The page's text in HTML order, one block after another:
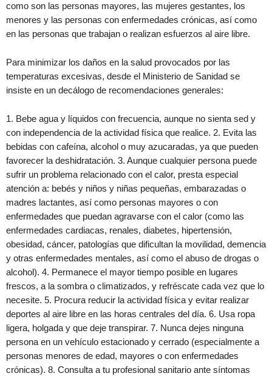
como son las personas mayores, las mujeres gestantes, los
menores y las personas con enfermedades crónicas, así como
en las personas que trabajan o realizan esfuerzos al aire libre.
Para minimizar los daños en la salud provocados por las
temperaturas excesivas, desde el Ministerio de Sanidad se
insiste en un decálogo de recomendaciones generales:
1. Bebe agua y líquidos con frecuencia, aunque no sienta sed y
con independencia de la actividad física que realice. 2. Evita las
bebidas con cafeína, alcohol o muy azucaradas, ya que pueden
favorecer la deshidratación. 3. Aunque cualquier persona puede
sufrir un problema relacionado con el calor, presta especial
atención a: bebés y niños y niñas pequeñas, embarazadas o
madres lactantes, así como personas mayores o con
enfermedades que puedan agravarse con el calor (como las
enfermedades cardiacas, renales, diabetes, hipertensión,
obesidad, cáncer, patologías que dificultan la movilidad, demencia
y otras enfermedades mentales, así como el abuso de drogas o
alcohol). 4. Permanece el mayor tiempo posible en lugares
frescos, a la sombra o climatizados, y refréscate cada vez que lo
necesite. 5. Procura reducir la actividad física y evitar realizar
deportes al aire libre en las horas centrales del día. 6. Usa ropa
ligera, holgada y que deje transpirar. 7. Nunca dejes ninguna
persona en un vehículo estacionado y cerrado (especialmente a
personas menores de edad, mayores o con enfermedades
crónicas). 8. Consulta a tu profesional sanitario ante síntomas